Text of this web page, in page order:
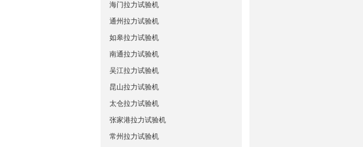
海门拉力试验机
通州拉力试验机
如皋拉力试验机
南通拉力试验机
吴江拉力试验机
昆山拉力试验机
太仓拉力试验机
张家港拉力试验机
常州拉力试验机